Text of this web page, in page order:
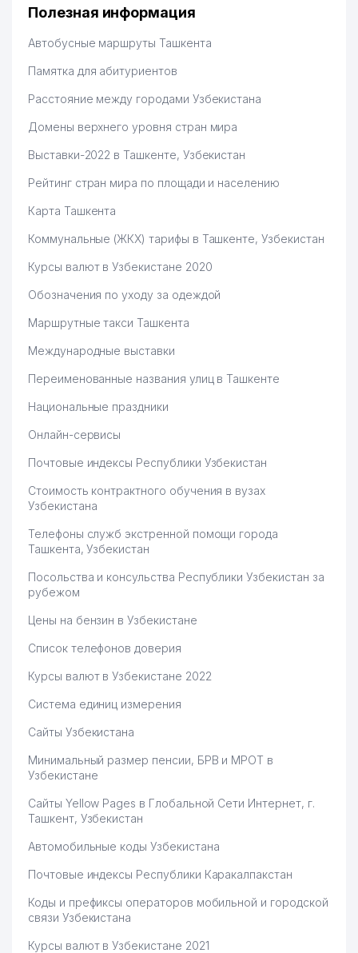
Hamida 03.08.2026 12:45:39
Полезная информация
Автобусные маршруты Ташкента
Памятка для абитуриентов
Расстояние между городами Узбекистана
Домены верхнего уровня стран мира
Выставки-2022 в Ташкенте, Узбекистан
Рейтинг стран мира по площади и населению
Карта Ташкента
Коммунальные (ЖКХ) тарифы в Ташкенте, Узбекистан
Курсы валют в Узбекистане 2020
Обозначения по уходу за одеждой
Маршрутные такси Ташкента
Международные выставки
Переименованные названия улиц в Ташкенте
Национальные праздники
Онлайн-сервисы
Почтовые индексы Республики Узбекистан
Стоимость контрактного обучения в вузах
Узбекистана
Телефоны служб экстренной помощи города
Ташкента, Узбекистан
Посольства и консульства Республики Узбекистан за
рубежом
Цены на бензин в Узбекистане
Список телефонов доверия
Курсы валют в Узбекистане 2022
Система единиц измерения
Сайты Узбекистана
Минимальный размер пенсии, БРВ и МРОТ в
Узбекистане
Сайты Yellow Pages в Глобальной Сети Интернет, г.
Ташкент, Узбекистан
Автомобильные коды Узбекистана
Почтовые индексы Республики Каракалпакстан
Коды и префиксы операторов мобильной и городской
связи Узбекистана
Курсы валют в Узбекистане 2021